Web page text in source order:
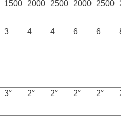
1500 2000 2500 2000 2500 2000
3 4 4 6 6 8
3° 2° 2° 2° 2° 2°